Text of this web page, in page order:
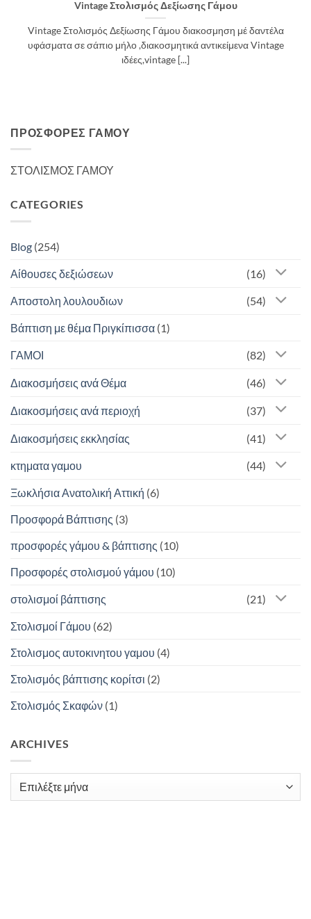
Vintage Στολισμός Δεξίωσης Γάμου
Vintage Στολισμός Δεξίωσης Γάμου διακοσμηση μέ δαντέλα
υφάσματα σε σάπιο μήλο ,διακοσμητικά αντικείμενα Vintage
ιδέες,vintage [...]
ΠΡΟΣΦΟΡΈΣ ΓΆΜΟΥ
ΣΤΟΛΙΣΜΟΣ ΓΑΜΟΥ
CATEGORIES
Blog (254)
Αίθουσες δεξιώσεων (16)
Αποστολη λουλουδιων (54)
Βάπτιση με θέμα Πριγκίπισσα (1)
ΓΑΜΟΙ (82)
Διακοσμήσεις ανά Θέμα (46)
Διακοσμήσεις ανά περιοχή (37)
Διακοσμήσεις εκκλησίας (41)
κτηματα γαμου (44)
Ξωκλήσια Ανατολική Αττική (6)
Προσφορά Βάπτισης (3)
προσφορές γάμου & βάπτισης (10)
Προσφορές στολισμού γάμου (10)
στολισμοί βάπτισης (21)
Στολισμοί Γάμου (62)
Στολισμος αυτοκινητου γαμου (4)
Στολισμός βάπτισης κορίτσι (2)
Στολισμός Σκαφών (1)
ARCHIVES
Archives